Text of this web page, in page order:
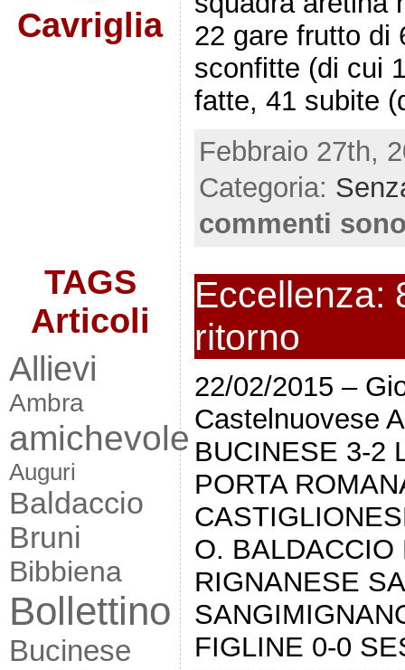
Cavriglia
TAGS
Articoli
Allievi
Ambra
amichevole
Auguri
Baldaccio
Bruni
Bibbiena
Bollettino
Bucinese
22 gare frutto di
sconfitte (di cui
fatte, 41 subite
Febbraio 27th,
Categoria:
commenti
Eccellenza:
ritorno
22/02/2015 –
Castelnuovese
BUCINESE 3-2
PORTA
O. BALDACCIO
RIGNANESE
FIGLINE 0-0